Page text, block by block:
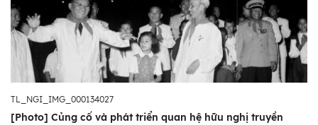
TL_NGI_IMG_000134027
[Photo] Củng cố và phát triển quan hệ hữu nghị truyền